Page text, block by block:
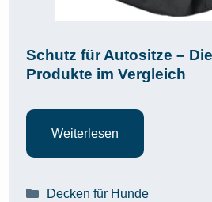
Schutz für Autositze –
Produkte im Vergleich
Weiterlesen
Kategorien
Decken für Hunde